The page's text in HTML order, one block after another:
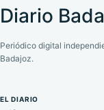
Diario
Periódico digital
Badajoz.
EL DIARIO